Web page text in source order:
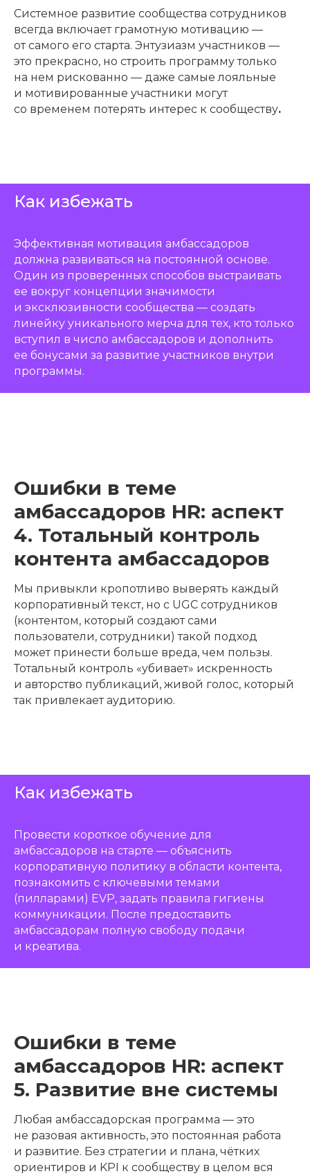
Системное развитие сообщества сотрудников
всегда включает грамотную мотивацию —
от самого его старта. Энтузиазм участников —
это прекрасно, но строить программу только
на нем рискованно — даже самые лояльные
и мотивированные участники могут
со временем потерять интерес к сообществу.
Как избежать
Эффективная мотивация амбассадоров
должна развиваться на постоянной основе.
Один из проверенных способов выстраивать
ее вокруг концепции значимости
и эксклюзивности сообщества — создать
линейку уникального мерча для тех, кто только
вступил в число амбассадоров и дополнить
ее бонусами за развитие участников внутри
программы.
Ошибки в теме
амбассадоров HR: аспект
4. Тотальный контроль
контента амбассадоров
Мы привыкли кропотливо выверять каждый
корпоративный текст, но с UGC сотрудников
(контентом, который создают сами
пользователи, сотрудники) такой подход
может принести больше вреда, чем пользы.
Тотальный контроль «убивает» искренность
и авторство публикаций, живой голос, который
так привлекает аудиторию.
Как избежать
Провести короткое обучение для
амбассадоров на старте — объяснить
корпоративную политику в области контента,
познакомить с ключевыми темами
(пилларами) EVP, задать правила гигиены
коммуникации. После предоставить
амбассадорам полную свободу подачи
и креатива.
Ошибки в теме
амбассадоров HR: аспект
5. Развитие вне системы
Любая амбассадорская программа — это
не разовая активность, это постоянная работа
и развитие. Без стратегии и плана, чётких
ориентиров и KPI к сообществу в целом вся